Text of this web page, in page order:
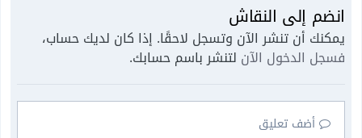
انضم إلى النقاش
يمكنك أن تنشر الآن وتسجل لاحقًا. إذا كان لديك حساب،
فسجل الدخول الآن لتنشر باسم حسابك.
أضف تعليق